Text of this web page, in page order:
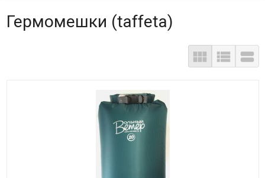
Гермомешки (taffeta)
  